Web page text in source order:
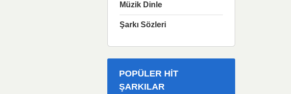
Müzik Dinle
Şarkı Sözleri
POPÜLER HIT
ŞARKILAR